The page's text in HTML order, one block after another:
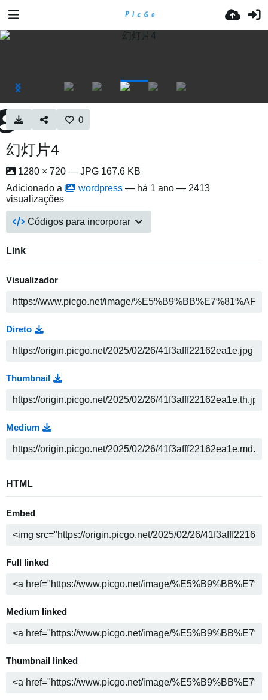
0
幻灯片4
1280 × 720 — JPG 167.6 KB
Adicionado a
wordpress — há 1 ano — 2413
visualizações
Códigos para incorporar
Link
Visualizador
Direto
Thumbnail
Medium
HTML
Embed
Full linked
Medium linked
Thumbnail linked